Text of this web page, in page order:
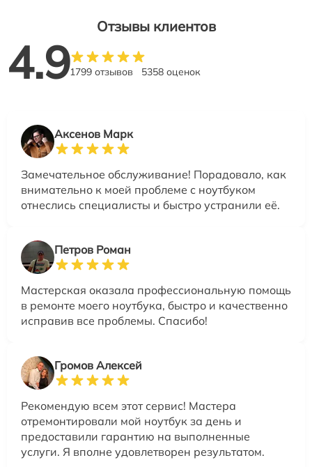
Отзывы клиентов
4.91799 отзывов 5358 оценок
Аксенов Марк
Замечательное обслуживание! Порадовало, как
внимательно к моей проблеме с ноутбуком
отнеслись специалисты и быстро устранили её.
Петров Роман
Мастерская оказала профессиональную помощь
в ремонте моего ноутбука, быстро и качественно
исправив все проблемы. Спасибо!
Громов Алексей
Рекомендую всем этот сервис! Мастера
отремонтировали мой ноутбук за день и
предоставили гарантию на выполненные
услуги. Я вполне удовлетворен результатом.